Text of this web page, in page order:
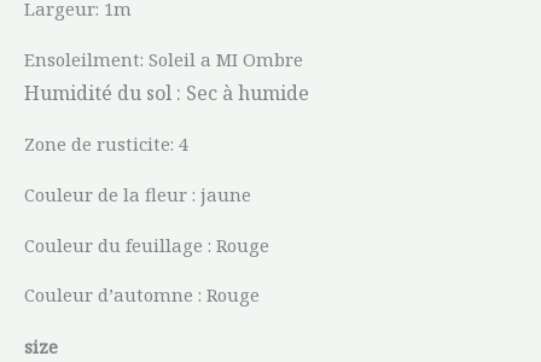
Largeur: 1m
Ensoleilment: Soleil a MI Ombre
Humidité du sol : Sec à humide
Zone de rusticite: 4
Couleur de la fleur : jaune
Couleur du feuillage : Rouge
Couleur d’automne : Rouge
size